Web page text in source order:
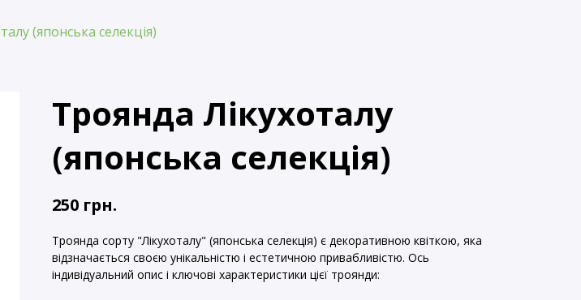
(японська селекція)
Троянда Лікухоталу
(японська селекція)
250 грн.
Троянда сорту "Лікухоталу" (японська селекція) є декоративною квіткою, яка
відзначається своєю унікальністю і естетичною привабливістю. Ось
індивідуальний опис і ключові характеристики цієї троянди: